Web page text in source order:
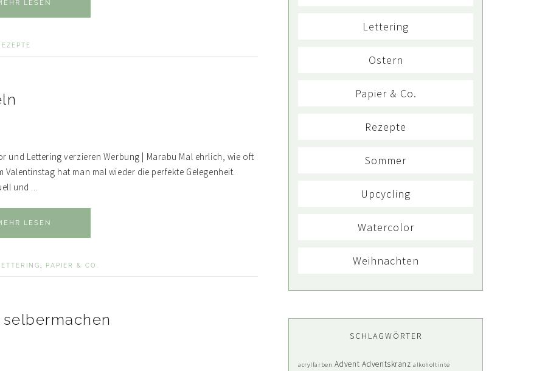
LESEN
und Lettering verzieren Werbung | Marabu Mal ehrlich, wie oft
hat man mal wieder die perfekte Gelegenheit.
und ...
LESEN
PAPIER & CO.
Lettering
Ostern
Papier & Co.
Rezepte
Sommer
Upcycling
Watercolor
Weihnachten
SCHLAGWÖRTER
acrylfarben Advent Adventskranz alkoholtinte